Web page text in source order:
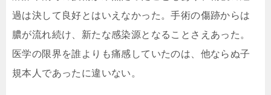
過は決して良好とはいえなかった。手術の傷跡からは
膿が流れ続け、新たな感染源となることさえあった。
医学の限界を誰よりも痛感していたのは、他ならぬ子
規本人であったに違いない。